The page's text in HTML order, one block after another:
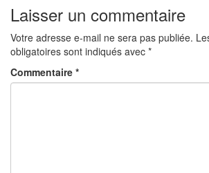
Laisser un commentaire
Votre adresse e-mail ne sera pas publiée.
obligatoires sont indiqués avec *
Commentaire *